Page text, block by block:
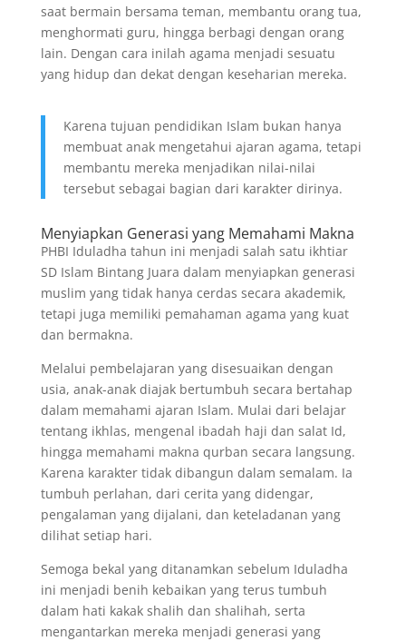
saat bermain bersama teman, membantu orang tua,
menghormati guru, hingga berbagi dengan orang
lain. Dengan cara inilah agama menjadi sesuatu
yang hidup dan dekat dengan keseharian mereka.
Karena tujuan pendidikan Islam bukan hanya
membuat anak mengetahui ajaran agama, tetapi
membantu mereka menjadikan nilai-nilai
tersebut sebagai bagian dari karakter dirinya.
Menyiapkan Generasi yang Memahami Makna
PHBI Iduladha tahun ini menjadi salah satu ikhtiar
SD Islam Bintang Juara dalam menyiapkan generasi
muslim yang tidak hanya cerdas secara akademik,
tetapi juga memiliki pemahaman agama yang kuat
dan bermakna.
Melalui pembelajaran yang disesuaikan dengan
usia, anak-anak diajak bertumbuh secara bertahap
dalam memahami ajaran Islam. Mulai dari belajar
tentang ikhlas, mengenal ibadah haji dan salat Id,
hingga memahami makna qurban secara langsung.
Karena karakter tidak dibangun dalam semalam. Ia
tumbuh perlahan, dari cerita yang didengar,
pengalaman yang dijalani, dan keteladanan yang
dilihat setiap hari.
Semoga bekal yang ditanamkan sebelum Iduladha
ini menjadi benih kebaikan yang terus tumbuh
dalam hati kakak shalih dan shalihah, serta
mengantarkan mereka menjadi generasi yang